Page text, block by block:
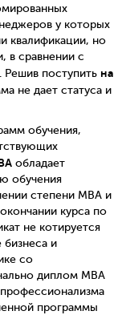
у которых
квалификации, но
в сравнении с
Решив поступить на
не дает статуса и
обучения,
обладает
обучения
степени MBA и
курса по
не котируется
бизнеса и
со
диплом MBA
программы